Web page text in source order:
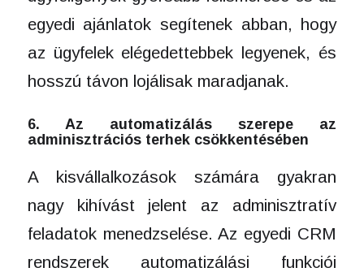
egyedi ajánlatok segítenek abban, hogy
az ügyfelek elégedettebbek legyenek, és
hosszú távon lojálisak maradjanak.
6. Az automatizálás szerepe az
adminisztrációs terhek csökkentésében
A kisvállalkozások számára gyakran
nagy kihívást jelent az adminisztratív
feladatok menedzselése. Az egyedi CRM
rendszerek automatizálási funkciói